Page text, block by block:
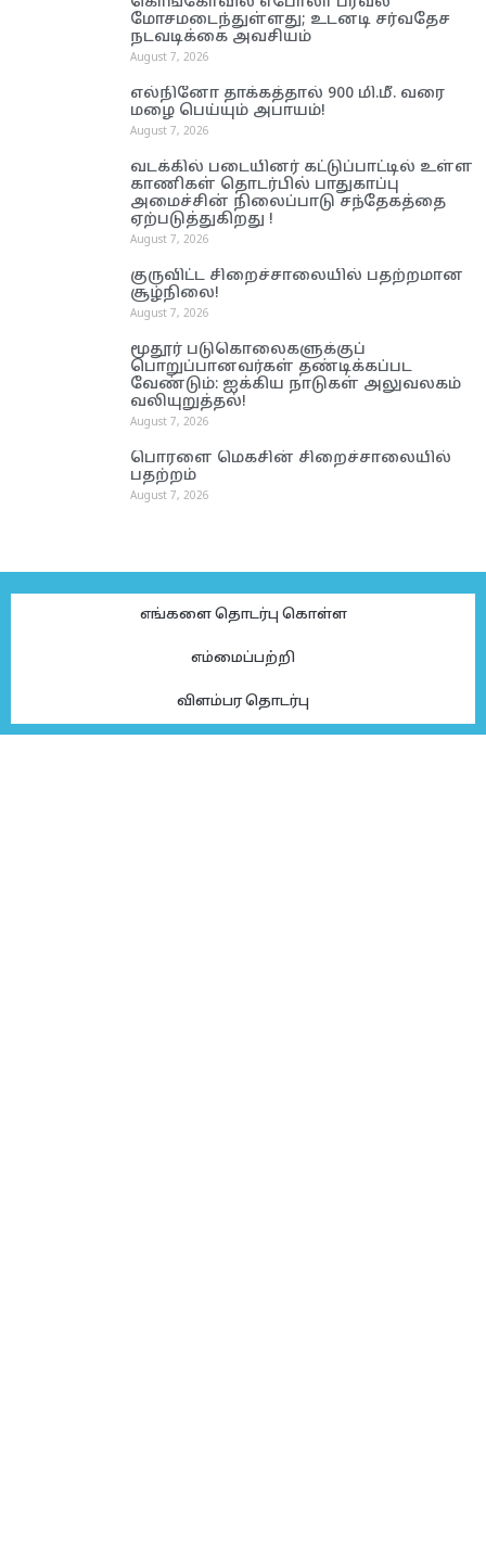
மோசமடைந்துள்ளது; உடனடி சர்வதேச
நடவடிக்கை அவசியம்
August 7, 2026
எல்நினோ தாக்கத்தால் 900 மி.மீ. வரை
மழை பெய்யும் அபாயம்!
August 7, 2026
வடக்கில் படையினர் கட்டுப்பாட்டில் உள்ள
காணிகள் தொடர்பில் பாதுகாப்பு
அமைச்சின் நிலைப்பாடு சந்தேகத்தை
ஏற்படுத்துகிறது !
August 7, 2026
குருவிட்ட சிறைச்சாலையில் பதற்றமான
சூழ்நிலை!
August 7, 2026
மூதூர் படுகொலைகளுக்குப்
பொறுப்பானவர்கள் தண்டிக்கப்பட
வேண்டும்: ஐக்கிய நாடுகள் அலுவலகம்
வலியுறுத்தல்!
August 7, 2026
பொரளை மெகசின் சிறைச்சாலையில்
பதற்றம்
August 7, 2026
எங்களை தொடர்பு கொள்ள
எம்மைப்பற்றி
விளம்பர தொடர்பு